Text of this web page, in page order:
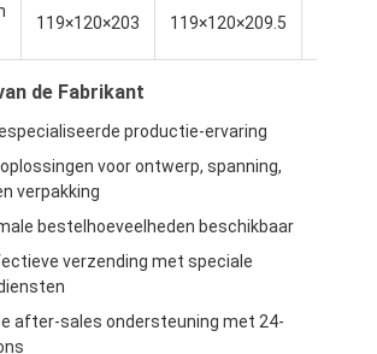
met ons op
bakkerij
119×120×203 119×120×209.5
de Fabrikant
productie-ervaring
voor ontwerp, spanning,
verpakking
bestelhoeveelheden beschikbaar
verzending met speciale
after-sales ondersteuning met 24-